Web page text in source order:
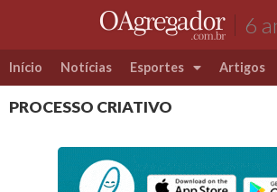
6
Início Notícias Esportes
Futebol
Artigos
PROCESSO CRIATIVO